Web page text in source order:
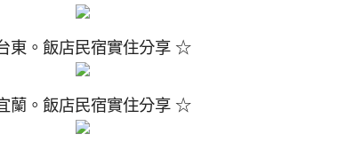
東。飯店民宿實住分享 ☆
蘭。飯店民宿實住分享 ☆